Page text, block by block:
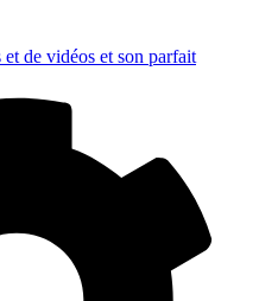
de vidéos et son parfait